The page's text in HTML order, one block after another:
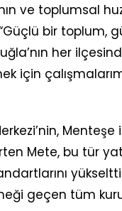
ve toplumsal
bir toplum,
her
için
Mete, bu tür
geçen tüm